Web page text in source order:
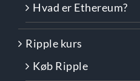
Hvad er Ethereum?
Ripple kurs
Køb Ripple